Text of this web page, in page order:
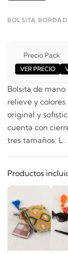
BOLSITA
Precio Pack
VER PRECIO
Bolsita de
relieve y
original y
cuenta con
tres tamaños: L:
Productos